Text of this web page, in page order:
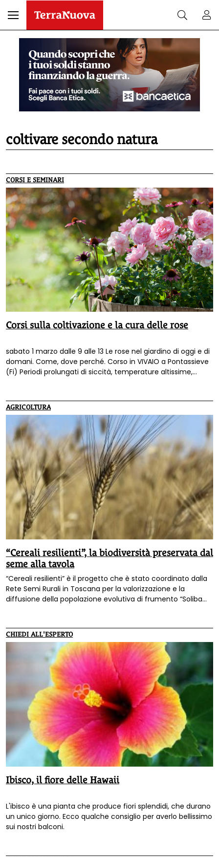
coltivare secondo natura
CORSI E SEMINARI
Corsi sulla coltivazione e la cura delle rose
sabato 1 marzo dalle 9 alle 13 Le rose nel giardino di oggi e di
domani. Come, dove perché. Corso in VIVAIO a Pontassieve
(Fi) Periodi prolungati di siccità, temperature altissime,
con cui dobbiamo imparare a convivere. Nel corso in vivaio
“Le rose nel
AGRICOLTURA
“Cereali resilienti”, la biodiversità preservata dal
seme alla tavola
“Cereali resilienti” è il progetto che è stato coordinato dalla
Rete Semi Rurali in Toscana per la valorizzazione e la
diffusione della popolazione evolutiva di frumento “Solibam
CHIEDI ALL'ESPERTO
Ibisco, il fiore delle Hawaii
L'ibisco è una pianta che produce fiori splendidi, che durano
un unico giorno. Ecco qualche consiglio per averlo bellissimo
sui nostri balconi.